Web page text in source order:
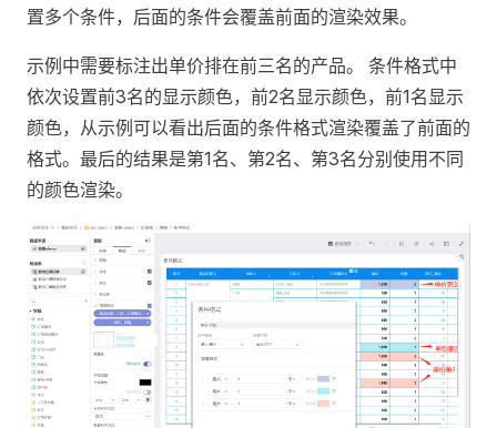
置多个条件，后面的条件会覆盖前面的渲染效果。
示例中需要标注出单价排在前三名的产品。 条件格式中
依次设置前3名的显示颜色，前2名显示颜色，前1名显示
颜色，从示例可以看出后面的条件格式渲染覆盖了前面的
格式。最后的结果是第1名、第2名、第3名分别使用不同
的颜色渲染。